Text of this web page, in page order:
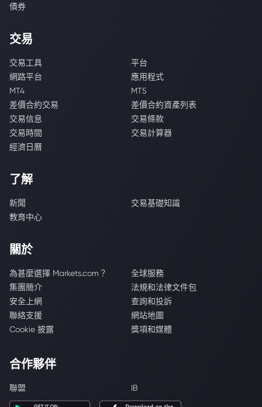
債券
交易
交易工具
平台
網路平台
應用程式
MT4
MT5
差價合約交易
差價合約資產列表
交易信息
交易條款
交易時間
交易計算器
經濟日曆
了解
新聞
交易基礎知識
教育中心
關於
為甚麼選擇 Markets.com？
全球服務
集團簡介
法規和法律文件包
安全上網
查詢和投訴
聯絡支援
網站地圖
Cookie 披露
獎項和媒體
合作夥伴
聯盟 IB